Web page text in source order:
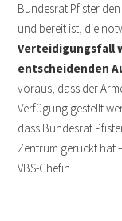
Bundesrat Pfister
und bereit ist, die
Verteidigungsfall
entscheidenden
voraus, dass der
Verfügung gestellt
dass Bundesrat
Zentrum gerückt hat
VBS-Chefin.